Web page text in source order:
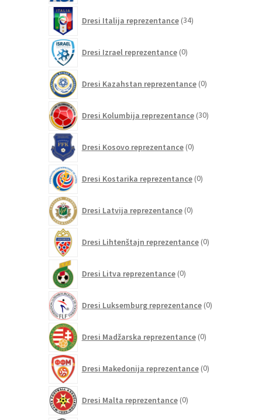
Dresi Italija reprezentance 34izdelkov
Dresi Izrael reprezentance 0izdelkov
Dresi Kazahstan reprezentance 0izdelkov
Dresi Kolumbija reprezentance 30izdelkov
Dresi Kosovo reprezentance 0izdelkov
Dresi Kostarika reprezentance 0izdelkov
Dresi Latvija reprezentance 0izdelkov
Dresi Lihtenštajn reprezentance 0izdelkov
Dresi Litva reprezentance 0izdelkov
Dresi Luksemburg reprezentance 0izdelkov
Dresi Madžarska reprezentance 0izdelkov
Dresi Makedonija reprezentance 0izdelkov
Dresi Malta reprezentance 0izdelkov